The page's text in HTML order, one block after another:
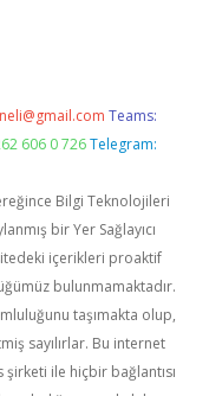
Teams:
606 0 726 Telegram:
Bilgi Teknolojileri
bir Yer Sağlayıcı
içerikleri proaktif
bulunmamaktadır.
taşımakta olup,
sayılırlar. Bu internet
ile hiçbir bağlantısı